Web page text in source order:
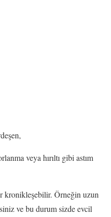
veya hırıltı gibi astım
kronikleşebilir. Örneğin uzun
ve bu durum sizde evcil